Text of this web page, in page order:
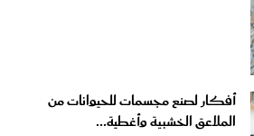
أفكار لصنع مجسمات للحيوانات من
الملاعق الخشبية وأغطية...